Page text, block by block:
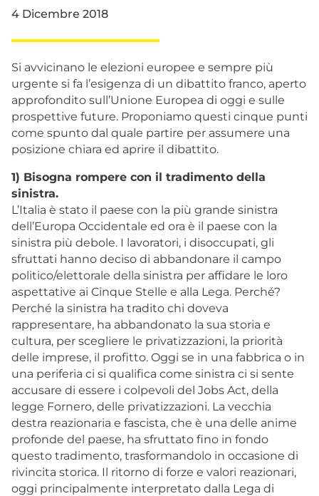
4 Dicembre 2018
Si avvicinano le elezioni europee e sempre più
urgente si fa l’esigenza di un dibattito franco, aperto
approfondito sull’Unione Europea di oggi e sulle
prospettive future. Proponiamo questi cinque punti
come spunto dal quale partire per assumere una
posizione chiara ed aprire il dibattito.
1) Bisogna rompere con il tradimento della
sinistra.
L’Italia è stato il paese con la più grande sinistra
dell’Europa Occidentale ed ora è il paese con la
sinistra più debole. I lavoratori, i disoccupati, gli
sfruttati hanno deciso di abbandonare il campo
politico/elettorale della sinistra per affidare le loro
aspettative ai Cinque Stelle e alla Lega. Perché?
Perché la sinistra ha tradito chi doveva
rappresentare, ha abbandonato la sua storia e
cultura, per scegliere le privatizzazioni, la priorità
delle imprese, il profitto. Oggi se in una fabbrica o in
una periferia ci si qualifica come sinistra ci si sente
accusare di essere i colpevoli del Jobs Act, della
legge Fornero, delle privatizzazioni. La vecchia
destra reazionaria e fascista, che è una delle anime
profonde del paese, ha sfruttato fino in fondo
questo tradimento, trasformandolo in occasione di
rivincita storica. Il ritorno di forze e valori reazionari,
oggi principalmente interpretato dalla Lega di